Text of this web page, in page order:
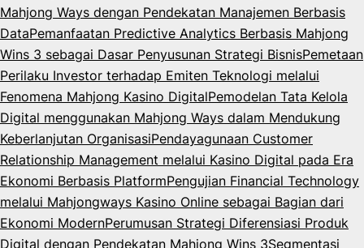
Mahjong Ways dengan Pendekatan Manajemen Berbasis
DataPemanfaatan Predictive Analytics Berbasis Mahjong
Wins 3 sebagai Dasar Penyusunan Strategi BisnisPemetaan
Perilaku Investor terhadap Emiten Teknologi melalui
Fenomena Mahjong Kasino DigitalPemodelan Tata Kelola
Digital menggunakan Mahjong Ways dalam Mendukung
Keberlanjutan OrganisasiPendayagunaan Customer
Relationship Management melalui Kasino Digital pada Era
Ekonomi Berbasis PlatformPengujian Financial Technology
melalui Mahjongways Kasino Online sebagai Bagian dari
Ekonomi ModernPerumusan Strategi Diferensiasi Produk
Digital dengan Pendekatan Mahjong Wins 3Segmentasi